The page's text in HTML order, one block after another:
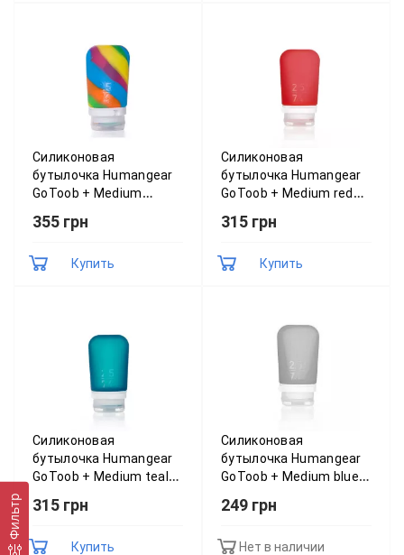
Фильтр
Силиконовая
бутылочка Humangear
GoToob + Medium
355 грн
Купить
Силиконовая
бутылочка Humangear
GoToob + Medium red
315 грн
Купить
Силиконовая
бутылочка Humangear
GoToob + Medium teal
315 грн
Купить
Силиконовая
бутылочка Humangear
GoToob + Medium blue
249 грн
Нет в наличии